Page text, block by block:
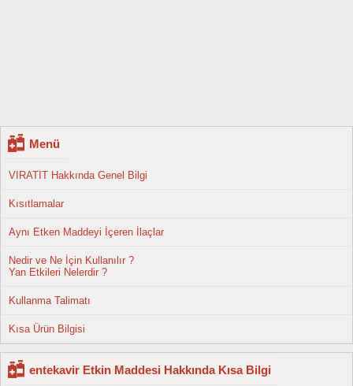
Menü
VIRATIT Hakkında Genel Bilgi
Kısıtlamalar
Aynı Etken Maddeyi İçeren İlaçlar
Nedir ve Ne İçin Kullanılır ?
Yan Etkileri Nelerdir ?
Kullanma Talimatı
Kısa Ürün Bilgisi
entekavir Etkin Maddesi Hakkında Kısa Bilgi